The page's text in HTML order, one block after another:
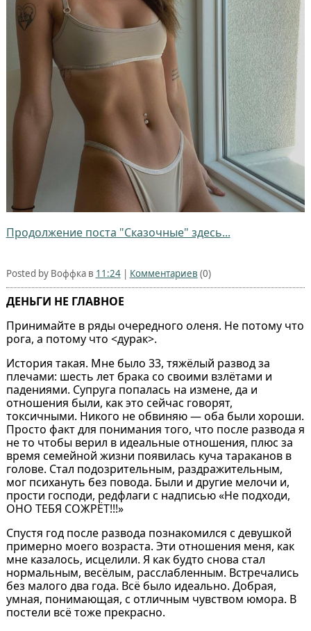
Продолжение поста "Сказочные" здесь...
Posted by Воффка в 11:24| Комментариев (0)
ДЕНЬГИ НЕ ГЛАВНОЕ
Принимайте в ряды очередного оленя. Не потому что
рога, а потому что <дурак>.
История такая. Мне было 33, тяжёлый развод за
плечами: шесть лет брака со своими взлётами и
падениями. Супруга попалась на измене, да и
отношения были, как это сейчас говорят,
токсичными. Никого не обвиняю — оба были хороши.
Просто факт для понимания того, что после развода я
не то чтобы верил в идеальные отношения, плюс за
время семейной жизни появилась куча тараканов в
голове. Стал подозрительным, раздражительным,
мог психануть без повода. Были и другие мелочи и,
прости господи, редфлаги с надписью «Не подходи,
ОНО ТЕБЯ СОЖРЁТ!!!»
Спустя год после развода познакомился с девушкой
примерно моего возраста. Эти отношения меня, как
мне казалось, исцелили. Я как будто снова стал
нормальным, весёлым, расслабленным. Встречались
без малого два года. Всё было идеально. Добрая,
умная, понимающая, с отличным чувством юмора. В
постели всё тоже прекрасно.